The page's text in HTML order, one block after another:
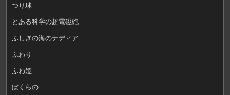
つり球
とある科学の超電磁砲
ふしぎの海のナディア
ふわり
ふわ姫
ぼくらの